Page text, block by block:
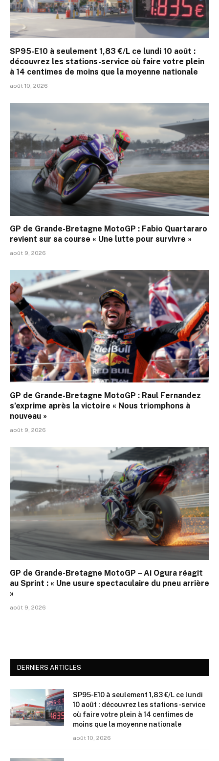
SP95-E10 à seulement 1,83 €/L ce lundi 10 août :
découvrez les stations-service où faire votre plein
à 14 centimes de moins que la moyenne nationale
août 10, 2026
GP de Grande-Bretagne MotoGP : Fabio Quartararo
revient sur sa course « Une lutte pour survivre »
août 9, 2026
GP de Grande-Bretagne MotoGP : Raul Fernandez
s’exprime après la victoire « Nous triomphons à
nouveau »
août 9, 2026
GP de Grande-Bretagne MotoGP – Ai Ogura réagit
au Sprint : « Une usure spectaculaire du pneu arrière
»
août 9, 2026
DERNIERS ARTICLES
SP95-E10 à seulement 1,83 €/L ce lundi
10 août : découvrez les stations-service
où faire votre plein à 14 centimes de
moins que la moyenne nationale
août 10, 2026